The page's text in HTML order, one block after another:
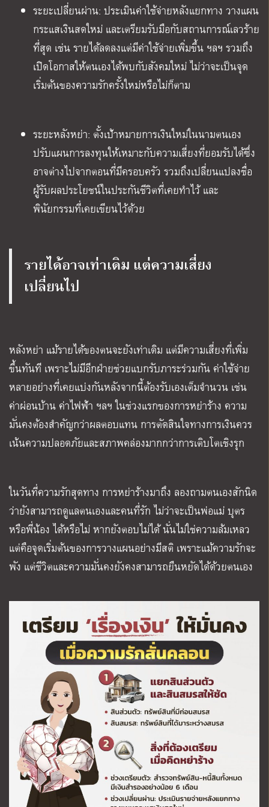
ระยะเปลี่ยนผ่าน: ประเมินค่าใช้จ่ายหลังแยกทาง วางแผน
กระแสเงินสดใหม่ และเตรียมรับมือกับสถานการณ์เลวร้าย
ที่สุด เช่น รายได้ลดลงแต่มีค่าใช้จ่ายเพิ่มขึ้น ฯลฯ รวมถึง
เปิดโอกาสให้ตนเองได้พบกับสังคมใหม่ ไม่ว่าจะเป็นจุด
เริ่มต้นของความรักครั้งใหม่หรือไม่ก็ตาม
ระยะหลังหย่า: ตั้งเป้าหมายการเงินใหม่ในนามตนเอง
ปรับแผนการลงทุนให้เหมาะกับความเสี่ยงที่ยอมรับได้ซึ่ง
อาจต่างไปจากตอนที่มีครอบครัว รวมถึงเปลี่ยนแปลงชื่อ
ผู้รับผลประโยชน์ในประกันชีวิตที่เคยทำไว้ และ
พินัยกรรมที่เคยเขียนไว้ด้วย
รายได้อาจเท่าเดิม แต่ความเสี่ยง
เปลี่ยนไป
หลังหย่า แม้รายได้ของตนจะยังเท่าเดิม แต่มีความเสี่ยงที่เพิ่ม
ขึ้นทันที เพราะไม่มีอีกฝ่ายช่วยแบกรับภาระร่วมกัน ค่าใช้จ่าย
หลายอย่างที่เคยแบ่งกันหลังจากนี้ต้องรับเองเต็มจำนวน เช่น
ค่าผ่อนบ้าน ค่าไฟฟ้า ฯลฯ ในช่วงแรกของการหย่าร้าง ความ
มั่นคงต้องสำคัญกว่าผลตอบแทน การตัดสินใจทางการเงินควร
เน้นความปลอดภัยและสภาพคล่องมากกว่าการเติบโตเชิงรุก
ในวันที่ความรักสุดทาง การหย่าร้างมาถึง ลองถามตนเองสักนิด
ว่ายังสามารถดูแลตนเองและคนที่รัก ไม่ว่าจะเป็นพ่อแม่ บุตร
หรือพี่น้อง ได้หรือไม่ หากยังตอบไม่ได้ นั่นไม่ใช่ความล้มเหลว
แต่คือจุดเริ่มต้นของการวางแผนอย่างมีสติ เพราะแม้ความรักจะ
พัง แต่ชีวิตและความมั่นคงยังคงสามารถยืนหยัดได้ด้วยตนเอง